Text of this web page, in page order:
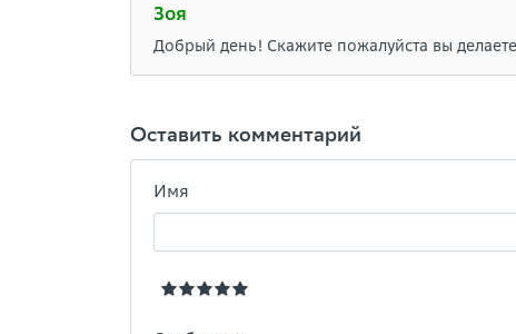
Зоя
Добрый день! Скажите пожалуйста вы
Оставить комментарий
Имя